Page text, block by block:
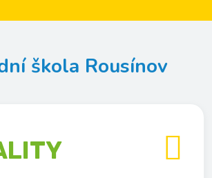
škola Rousínov
